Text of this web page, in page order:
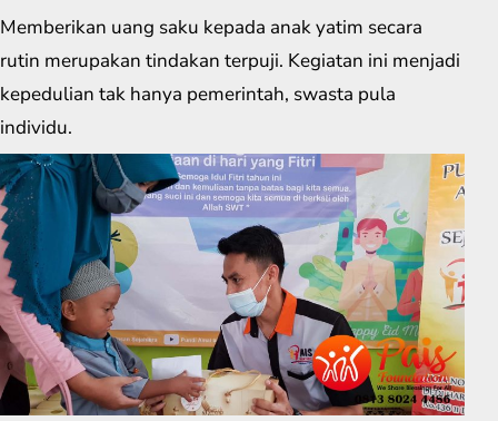
Memberikan uang saku kepada anak yatim secara
rutin merupakan tindakan terpuji. Kegiatan ini menjadi
kepedulian tak hanya pemerintah, swasta pula
individu.